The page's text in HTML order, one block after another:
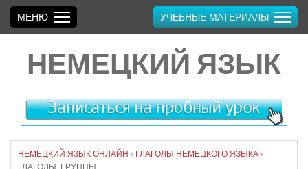
НЕМЕЦКИЙ ЯЗЫК
МЕНЮ УЧЕБНЫЕ МАТЕРИАЛЫ
НЕМЕЦКИЙ ЯЗЫК ОНЛАЙН › ГЛАГОЛЫ НЕМЕЦКОГО ЯЗЫКА ›